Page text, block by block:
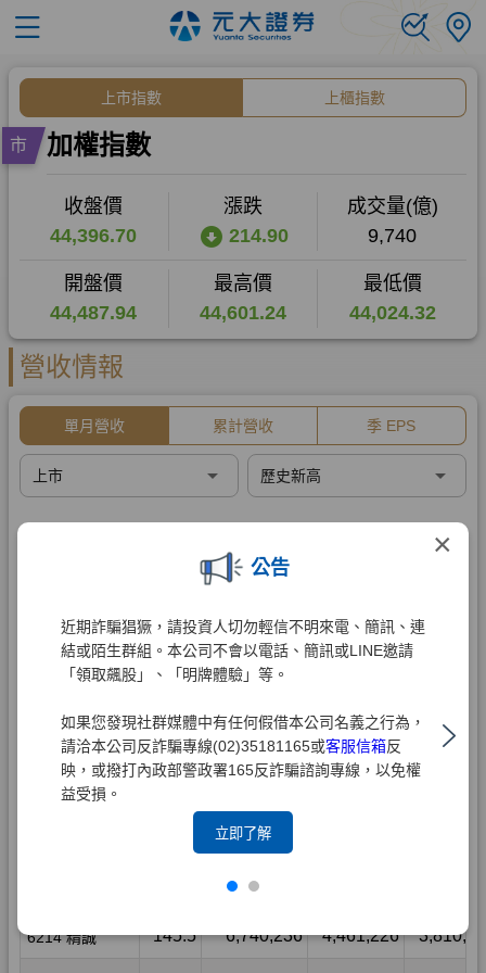
×
公告
近期詐騙猖獗，請投資人切勿輕信不明來電、簡訊、連
結或陌生群組。本公司不會以電話、簡訊或LINE邀請
「領取飆股」、「明牌體驗」等。
如果您發現社群媒體中有任何假借本公司名義之行為，
請洽本公司反詐騙專線(02)35181165或客服信箱反
映，或撥打內政部警政署165反詐騙諮詢專線，以免權
益受損。
立即了解